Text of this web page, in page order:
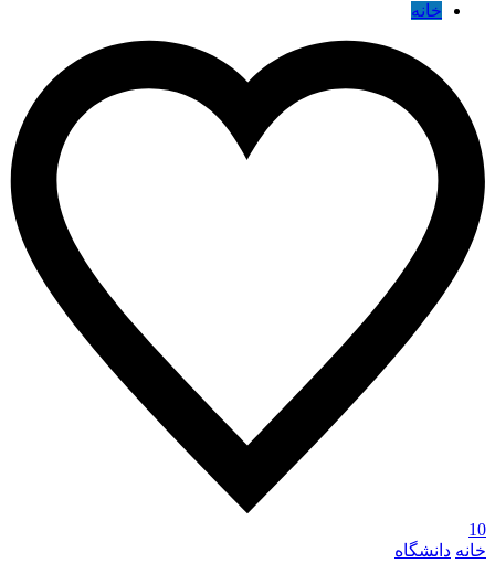
خانه
10
خانه دانشگاه